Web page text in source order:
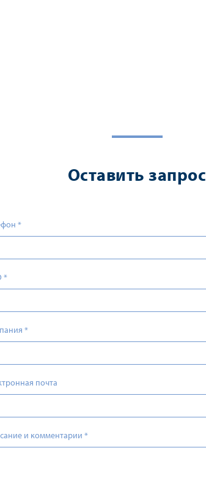
Оставить запрос
*
*
*
почта
и комментарии *